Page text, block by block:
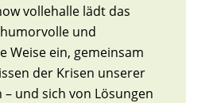
vollehalle lädt das
und
Weise ein, gemeinsam
der Krisen unserer
– und sich von Lösungen